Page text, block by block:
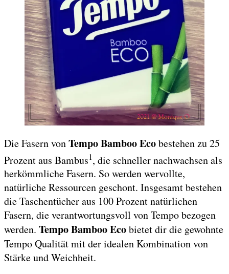
Die Fasern vonTempo Bamboo Ecobestehen zu 25
Prozent aus Bambus1, die schneller nachwachsen als
herkömmliche Fasern. So werden wervollte,
natürliche Ressourcen geschont. Insgesamt bestehen
die Taschentücher aus 100 Prozent natürlichen
Fasern, die verantwortungsvoll von Tempo bezogen
werden. Tempo Bamboo Ecobietet dir die gewohnte
Tempo Qualität mit der idealen Kombination von
Stärke und Weichheit.